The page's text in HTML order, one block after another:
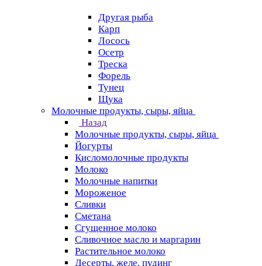
Другая рыба
Карп
Лосось
Осетр
Треска
Форель
Тунец
Щука
Молочные продукты, сыры, яйца
Назад
Молочные продукты, сыры, яйца
Йогурты
Кисломолочные продукты
Молоко
Молочные напитки
Мороженое
Сливки
Сметана
Сгущенное молоко
Сливочное масло и маргарин
Растительное молоко
Десерты, желе, пудинг